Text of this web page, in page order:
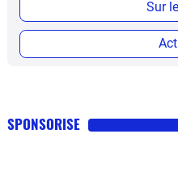
Sur
SPONSORISE